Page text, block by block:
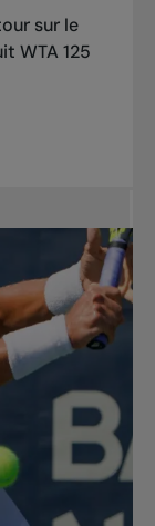
sur le
WTA 125